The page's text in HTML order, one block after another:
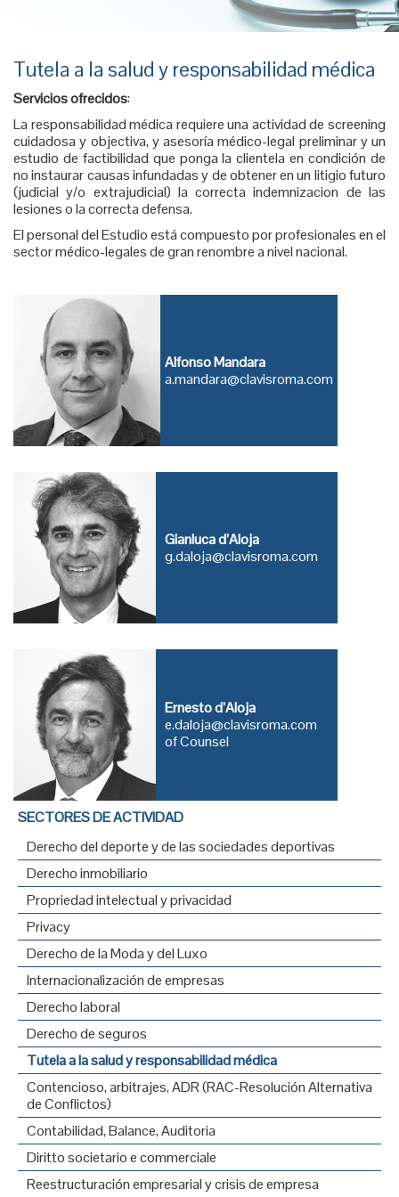
Tutela a la salud y responsabilidad médica
Servicios ofrecidos:
La responsabilidad médica requiere una actividad de screening
cuidadosa y objectiva, y asesoría médico-legal preliminar y un
estudio de factibilidad que ponga la clientela en condición de
no instaurar causas infundadas y de obtener en un litigio futuro
(judicial y/o extrajudicial) la correcta indemnizacion de las
lesiones o la correcta defensa.
El personal del Estudio está compuesto por profesionales en el
sector médico-legales de gran renombre a nivel nacional.
Alfonso Mandara
a.mandara@clavisroma.com
Gianluca d’Aloja
g.daloja@clavisroma.com
Ernesto d’Aloja
e.daloja@clavisroma.com
of Counsel
SECTORES DE ACTIVIDAD
Derecho del deporte y de las sociedades deportivas
Derecho inmobiliario
Propriedad intelectual y privacidad
Privacy
Derecho de la Moda y del Luxo
Internacionalización de empresas
Derecho laboral
Derecho de seguros
Tutela a la salud y responsabilidad médica
Contencioso, arbitrajes, ADR (RAC-Resolución Alternativa
de Conflictos)
Contabilidad, Balance, Auditoria
Diritto societario e commerciale
Reestructuración empresarial y crisis de empresa